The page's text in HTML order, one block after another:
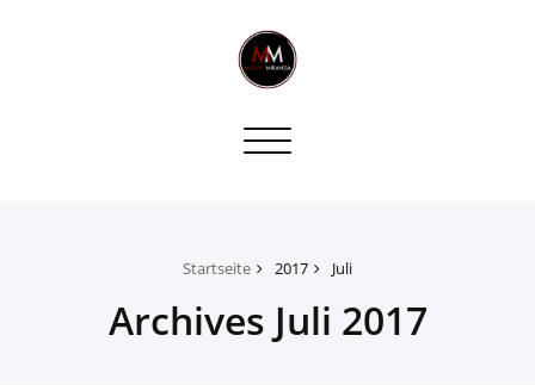
Toggle
Startseite 2017 Juli
Archives Juli 2017